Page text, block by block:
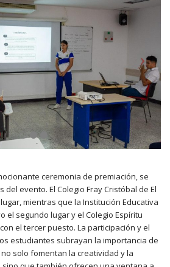
ceremonia de premiación, se
evento. El Colegio Fray Cristóbal de El
mientras que la Institución Educativa
el segundo lugar y el Colegio Espíritu
el tercer puesto. La participación y el
estudiantes subrayan la importancia de
solo fomentan la creatividad y la